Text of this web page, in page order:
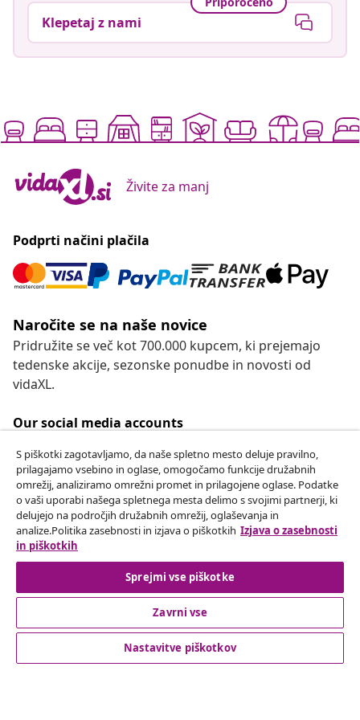
Klepetaj z nami
Živite za manj
Podprti načini plačila
Naročite se na naše novice
Pridružite se več kot 700.000 kupcem, ki prejemajo
tedenske akcije, sezonske ponudbe in novosti od
vidaXL.
Our social media accounts
Odstop od pogodbe
Oddaj zahtevek za odstop od naročila.
Odstop od pogodbe
Podpora za stranke
S piškotki zagotavljamo, da naše spletno mesto deluje pravilno,
prilagajamo vsebino in oglase, omogočamo funkcije družabnih
omrežij, analiziramo omrežni promet in prilagojene oglase. Podatke
o vaši uporabi našega spletnega mesta delimo s svojimi partnerji, ki
delujejo na področjih družabnih omrežij, oglaševanja in
analize.Politika zasebnosti in izjava o piškotkih Izjava o zasebnosti
in piškotkih
Sprejmi vse piškotke
Zavrni vse
Nastavitve piškotkov